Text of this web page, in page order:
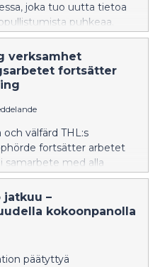
joka tuo uutta tietoa
puhkeaa.
auttaa tunnistamaan
joiden
uusien
on julkaistu
verksamhet
fortsätter
välfärd THL:s
fortsätter arbetet
samarbete med alla
sakkunniggrupp som
trygga och utveckla
–
kokoonpanolla
päätyttyä